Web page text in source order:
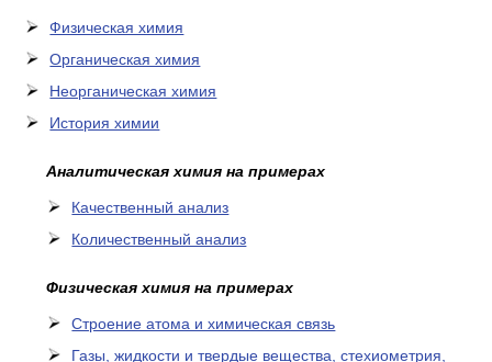
Физическая химия
Органическая химия
Неорганическая химия
История химии
Аналитическая химия на примерах
Качественный анализ
Количественный анализ
Физическая химия на примерах
Cтроение атома и химическая связь
Газы, жидкости и твердые вещества, стехиометрия,